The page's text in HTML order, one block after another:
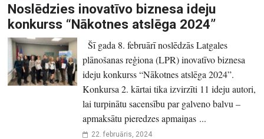
Noslēdzies inovatīvo biznesa ideju
konkurss “Nākotnes atslēga 2024”
Šī gada 8. februārī noslēdzās Latgales
plānošanas reģiona (LPR) inovatīvo biznesa
ideju konkurss “Nākotnes atslēga 2024”.
Konkursa 2. kārtai tika izvirzīti 11 ideju autori,
lai turpinātu sacensību par galveno balvu –
apmaksātu pieredzes apmaiņas ...
22. februāris, 2024